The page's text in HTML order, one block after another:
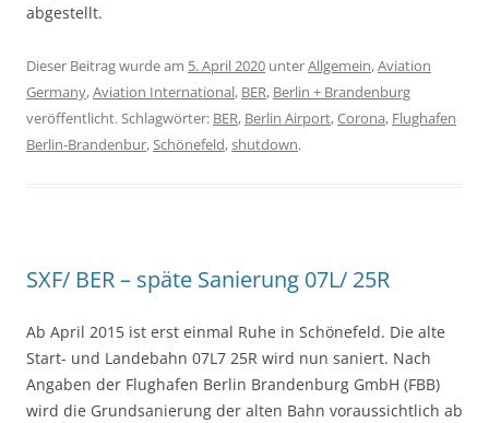
abgestellt.
Dieser Beitrag wurde am 5. April 2020 unterAllgemein,Aviation
Germany,Aviation International, BER, Berlin + Brandenburg
veröffentlicht. Schlagwörter: BER, Berlin Airport,Corona, Flughafen
Berlin-Brandenbur,Schönefeld,shutdown.
SXF/ BER – späte Sanierung 07L/ 25R
Ab April 2015 ist erst einmal Ruhe in Schönefeld. Die alte
Start- und Landebahn 07L7 25R wird nun saniert. Nach
Angaben der Flughafen Berlin Brandenburg GmbH (FBB)
wird die Grundsanierung der alten Bahn voraussichtlich ab